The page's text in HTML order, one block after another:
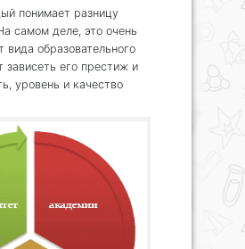
понимает разницу
самом деле, это очень
вида образовательного
зависеть его престиж и
уровень и качество